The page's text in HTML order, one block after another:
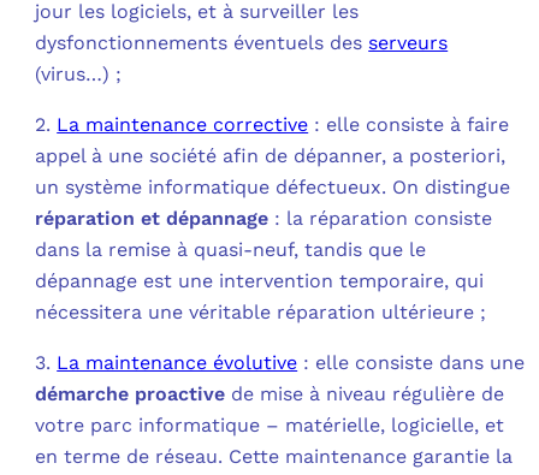
jour les logiciels, et à surveiller les
dysfonctionnements éventuels des serveurs
(virus…) ;
2. La maintenance corrective : elle consiste à faire
appel à une société afin de dépanner, a posteriori,
un système informatique défectueux. On distingue
réparation et dépannage : la réparation consiste
dans la remise à quasi-neuf, tandis que le
dépannage est une intervention temporaire, qui
nécessitera une véritable réparation ultérieure ;
3. La maintenance évolutive : elle consiste dans une
démarche proactive de mise à niveau régulière de
votre parc informatique – matérielle, logicielle, et
en terme de réseau. Cette maintenance garantie la